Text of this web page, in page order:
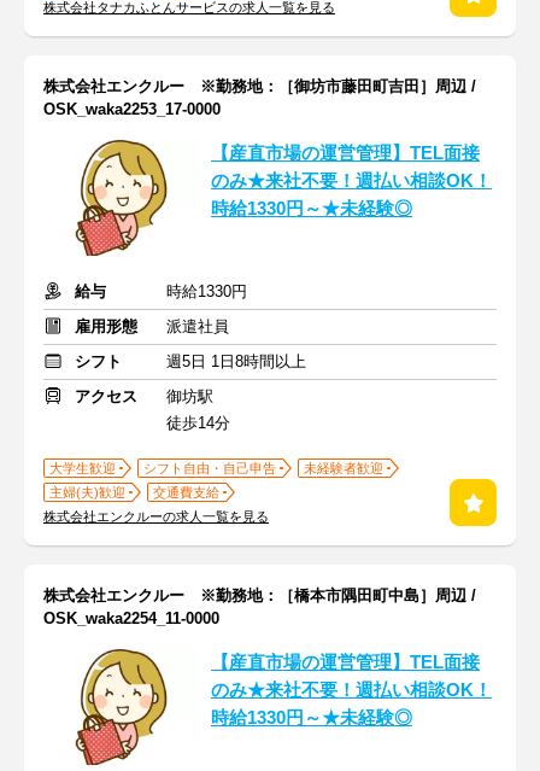
株式会社タナカふとんサービスの求人一覧を見る
株式会社エンクルー ※勤務地：［御坊市藤田町吉田］周辺 /
OSK_waka2253_17-0000
【産直市場の運営管理】TEL面接
のみ★来社不要！週払い相談OK！
時給1330円～★未経験◎
給与
時給1330円
雇用形態
派遣社員
シフト
週5日 1日8時間以上
アクセス
御坊駅
徒歩14分
大学生歓迎 シフト自由・自己申告
未経験者歓迎
主婦(夫)歓迎
交通費支給
株式会社エンクルーの求人一覧を見る
株式会社エンクルー ※勤務地：［橋本市隅田町中島］周辺 /
OSK_waka2254_11-0000
【産直市場の運営管理】TEL面接
のみ★来社不要！週払い相談OK！
時給1330円～★未経験◎